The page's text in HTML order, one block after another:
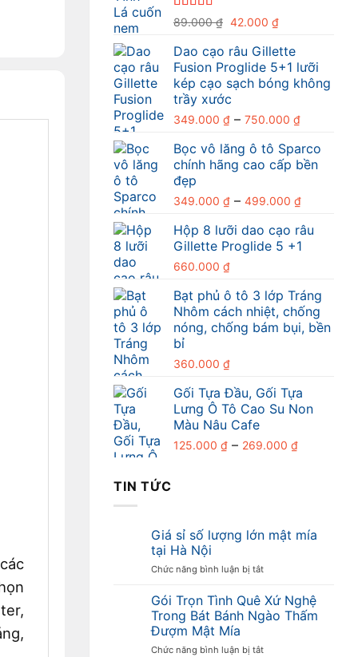
Được xếp
4.80
sao
89.000₫ Giá
là:
89.000 ₫.
42.000₫Giá
tại
là:
42.000 ₫.
Dao cạo râu Gillette
Fusion Proglide 5+1 lưỡi
kép cạo sạch bóng không
trầy xước
349.000 ₫ – 750.000 ₫Khoảng
từ
349.000
750.000
Bọc vô lăng ô tô Sparco
chính hãng cao cấp bền
đẹp
349.000 ₫ – 499.000 ₫Khoảng
từ
349.000
Hộp 8 lưỡi dao cạo râu
Gillette Proglide 5 +1
660.000 ₫
Bạt phủ ô tô 3 lớp Tráng
Nhôm cách nhiệt, chống
nóng, chống bám bụi, bền
bỉ
360.000 ₫
Gối Tựa Đầu, Gối Tựa
Lưng Ô Tô Cao Su Non
Màu Nâu Cafe
125.000 ₫ – 269.000 ₫Khoảng
269.000
TIN TỨC
Giá sỉ số lượng lớn mật mía
tại Hà Nội
Chức năng bình luận bị tắtở
sỉ
số
lượng
mật
Gói Trọn Tình Quê Xứ Nghệ
Trong Bát Bánh Ngào Thấm
Đượm Mật Mía
Chức năng bình luận bị tắtở